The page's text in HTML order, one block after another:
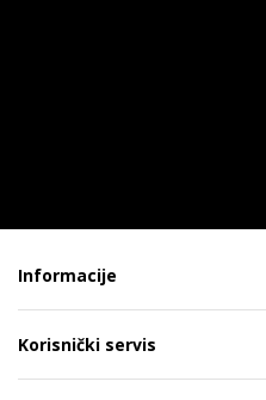
Informacije
Korisnički servis